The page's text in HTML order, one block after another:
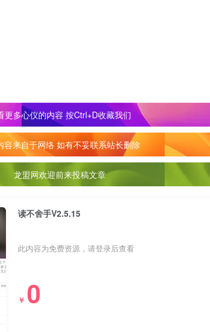
更多心仪的内容 按Ctrl+D收藏我们
容来自于网络 如有不妥联系站长删除
龙盟网欢迎前来投稿文章
读不舍手V2.5.15
此内容为免费资源，请登录后查看
￥ 0